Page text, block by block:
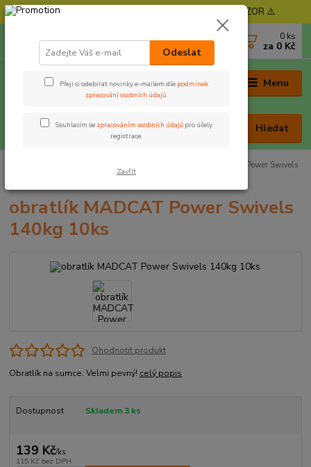
⚠️ POZOR - Objednávky expedujeme od 11. 8. - POZOR ⚠️
Menu
Hledat
0 ks
za 0 Kč
obratlík MADCAT Power Swivels
obratlík MADCAT Power Swivels
140kg 10ks
Ohodnotit produkt
Obratlík na sumce. Velmi pevný! celý popis
Dostupnost Skladem 3 ks
139 Kč/ks
115 Kč bez DPH
Odeslat
Přeji si odebírat novinky e-mailem dle podmínek
zpracování osobních údajů.
Souhlasím se zpracováním osobních údajů pro účely
registrace.
Zavřít